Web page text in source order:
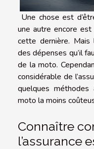
Une chose est
une autre encore
cette dernière. Mais
des dépenses qu’il
de la moto.
considérable de
quelques méthodes
moto la moins
Connaître
l’assurance